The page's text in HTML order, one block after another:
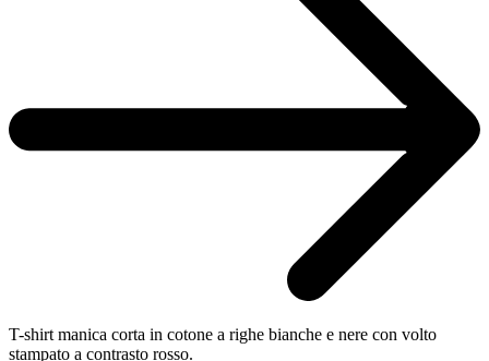
T-shirt manica corta in cotone a righe bianche e nere con volto
stampato a contrasto rosso.